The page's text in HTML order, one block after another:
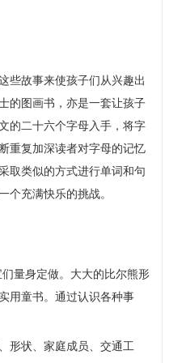
些故事来使孩子们从兴趣出
的图画书，亦是一套让孩子
的二十六个字母入手，将字
重复加深读者对字母的记忆
取类似的方式进行单词和句
个充满快乐的挑战。
量身定做。大大的比尔熊形
用童书。通过认识各种事
形状、家庭成员、交通工